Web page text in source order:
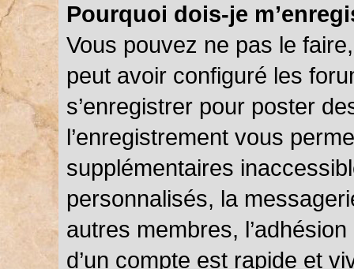
Pourquoi dois-je
Vous pouvez ne pas le
peut avoir configuré les
s’enregistrer pour poster
l’enregistrement vous
supplémentaires
personnalisés, la
autres membres,
d’un compte est rapide et